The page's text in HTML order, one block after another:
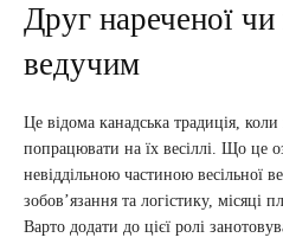
Друг нареченої чи
ведучим
Це відома канадська традиція, коли
попрацювати на їх весіллі. Що це
невіддільною частиною весільної
зобов’язання та логістику, місяці
Варто додати до цієї ролі